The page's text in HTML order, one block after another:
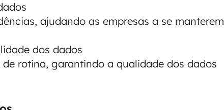
ajudando as empresas a se manterem
dos dados
rotina, garantindo a qualidade dos dados